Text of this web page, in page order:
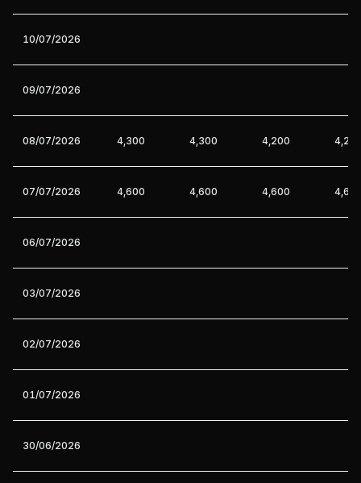
10/07/2026
09/07/2026
08/07/2026 4,300 4,300 4,200
07/07/2026 4,600 4,600 4,600
06/07/2026
03/07/2026
02/07/2026
01/07/2026
30/06/2026